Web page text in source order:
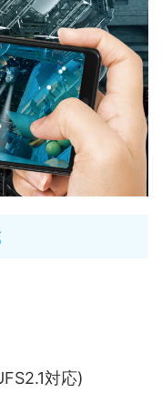
対応)